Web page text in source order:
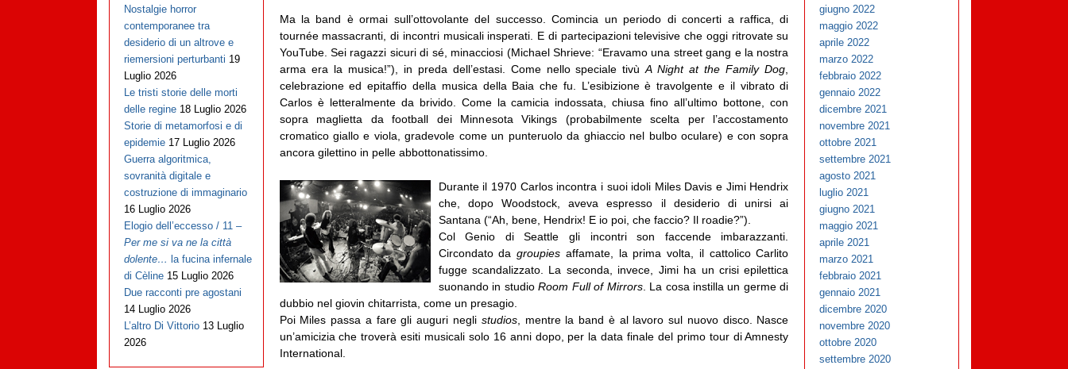
Ma la band è ormai sull’ottovolante del successo. Comincia un periodo di concerti a raffica, di
tournée massacranti, di incontri musicali insperati. E di partecipazioni televisive che oggi ritrovate su
YouTube. Sei ragazzi sicuri di sé, minacciosi (Michael Shrieve: “Eravamo una street gang e la nostra
arma era la musica!”), in preda dell’estasi. Come nello speciale tivùA Night at the Family Dog
celebrazione ed epitaffio della musica della Baia che fu. L’esibizione è travolgente e il vibrato di
Carlos è letteralmente da brivido. Come la camicia indossata, chiusa fino all’ultimo bottone, con
sopra maglietta da football dei Minnesota Vikings (probabilmente scelta per l’accostamento
cromatico giallo e viola, gradevole come un punteruolo da ghiaccio nel bulbo oculare) e con sopra
ancora gilettino in pelle abbottonatissimo.
Durante il 1970 Carlos incontra i suoi idoli Miles Davis e Jimi Hendrix
che, dopo Woodstock, aveva espresso il desiderio di unirsi ai
Santana (“Ah, bene, Hendrix! E io poi, che faccio? Il roadie?”).
Col Genio di Seattle gli incontri son faccende imbarazzanti.
Circondato dagroupies affamate, la prima volta, il cattolico Carlito
fugge scandalizzato. La seconda, invece, Jimi ha un crisi epilettica
suonando in studioRoom Full of Mirrors. La cosa instilla un germe di
dubbio nel giovin chitarrista, come un presagio.
Poi Miles passa a fare gli auguri negli studios, mentre la band è al lavoro sul nuovo disco. Nasce
un’amicizia che troverà esiti musicali solo 16 anni dopo, per la data finale del primo tour di Amnesty
International.
Nostalgie horror
contemporanee tra
desiderio di un altrove e
riemersioni perturbanti 19
Luglio 2026
Le tristi storie delle morti
delle regine 18 Luglio 2026
Storie di metamorfosi e di
epidemie 17 Luglio 2026
Guerra algoritmica,
sovranità digitale e
costruzione di immaginario
16 Luglio 2026
Elogio dell’eccesso / 11 –
Per me si va ne la città
dolente… la fucina infernale
di Cèline 15 Luglio 2026
Due racconti pre agostani
14 Luglio 2026
L’altro Di Vittorio 13 Luglio
2026
giugno 2022
maggio 2022
aprile 2022
marzo 2022
febbraio 2022
gennaio 2022
dicembre 2021
novembre 2021
ottobre 2021
settembre 2021
agosto 2021
luglio 2021
giugno 2021
maggio 2021
aprile 2021
marzo 2021
febbraio 2021
gennaio 2021
dicembre 2020
novembre 2020
ottobre 2020
settembre 2020